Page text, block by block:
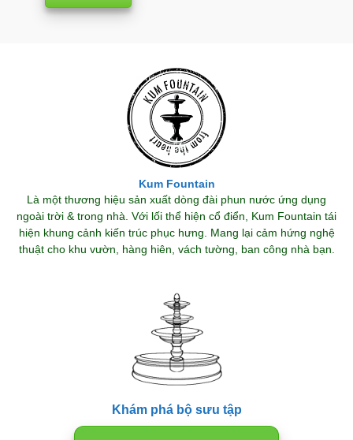
Kum Fountain
Là một thương hiệu sản xuất dòng đài phun nước ứng dụng
ngoài trời & trong nhà. Với lối thể hiện cổ điển, Kum Fountain tái
hiện khung cảnh kiến trúc phục hưng. Mang lại cảm hứng nghệ
thuật cho khu vườn, hàng hiên, vách tường, ban công nhà bạn.
Khám phá bộ sưu tập